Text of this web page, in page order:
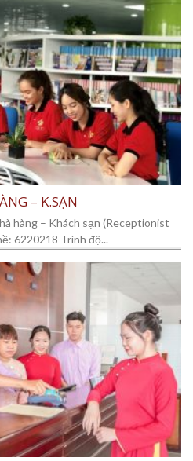
– K.SẠN
hàng – Khách sạn (Receptionist
6220218 Trình độ...